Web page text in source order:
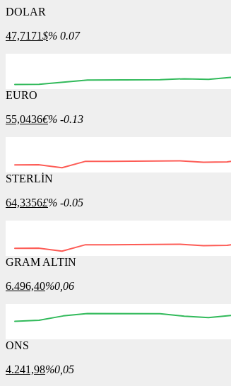
DOLAR
47,7171$% 0.07
EURO
55,0436€% -0.13
STERLİN
64,3356£% -0.05
GRAM ALTIN
6.496,40%0,06
ONS
4.241,98%0,05